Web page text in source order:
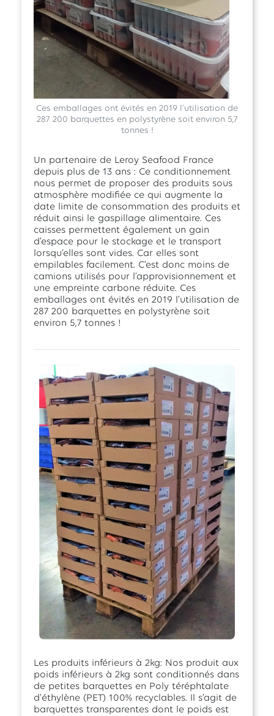
Ces emballages ont évités en 2019 l’utilisation de
287 200 barquettes en polystyrène soit environ 5,7
tonnes !
Un partenaire de Leroy Seafood France
depuis plus de 13 ans : Ce conditionnement
nous permet de proposer des produits sous
atmosphère modifiée ce qui augmente la
date limite de consommation des produits et
réduit ainsi le gaspillage alimentaire. Ces
caisses permettent également un gain
d’espace pour le stockage et le transport
lorsqu’elles sont vides. Car elles sont
empilables facilement. C’est donc moins de
camions utilisés pour l’approvisionnement et
une empreinte carbone réduite. Ces
emballages ont évités en 2019 l’utilisation de
287 200 barquettes en polystyrène soit
environ 5,7 tonnes !
Les produits inférieurs à 2kg: Nos produit aux
poids inférieurs à 2kg sont conditionnés dans
de petites barquettes en Poly téréphtalate
d'éthylène (PET) 100% recyclables. Il s’agit de
barquettes transparentes dont le poids est